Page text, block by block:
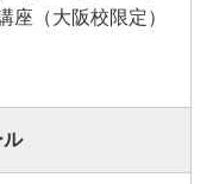
座（大阪校限定）
ル